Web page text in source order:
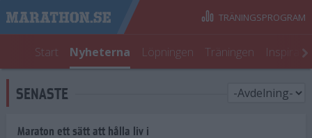
Start Nyheterna Löpningen Träningen
TRÄNINGSPROGRAM
SENASTE
Maraton ett sätt att hålla liv i